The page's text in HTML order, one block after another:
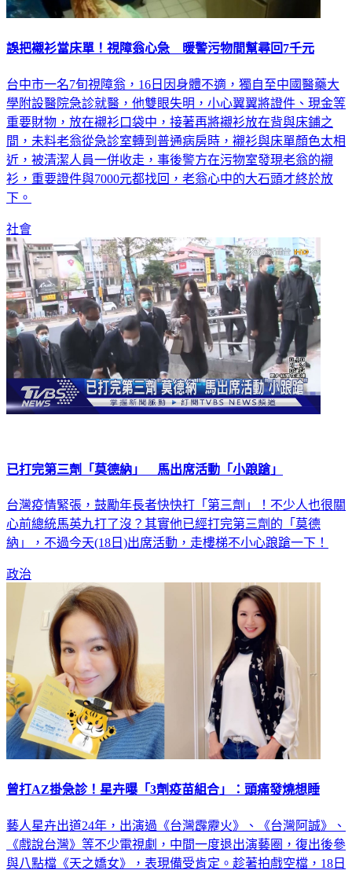
誤把襯衫當床單！視障翁心急 暖警污物間幫尋回7千元
台中市一名7旬視障翁，16日因身體不適，獨自至中國醫藥大
學附設醫院急診就醫，他雙眼失明，小心翼翼將證件、現金等
重要財物，放在襯衫口袋中，接著再將襯衫放在背與床鋪之
間，未料老翁從急診室轉到普通病房時，襯衫與床單顏色太相
近，被清潔人員一併收走，事後警方在污物室發現老翁的襯
衫，重要證件與7000元都找回，老翁心中的大石頭才終於放
下。
社會
已打完第三劑「莫德納」 馬出席活動「小踉蹌」
台灣疫情緊張，鼓勵年長者快快打「第三劑」！不少人也很關
心前總統馬英九打了沒？其實他已經打完第三劑的「莫德
納」，不過今天(18日)出席活動，走樓梯不小心踉蹌一下！
政治
曾打AZ掛急診！星卉曝「3劑疫苗組合」：頭痛發燒想睡
藝人星卉出道24年，出演過《台灣霹靂火》、《台灣阿誠》、
《戲說台灣》等不少電視劇，中間一度退出演藝圈，復出後參
與八點檔《天之嬌女》，表現備受肯定。趁著拍戲空檔，18日